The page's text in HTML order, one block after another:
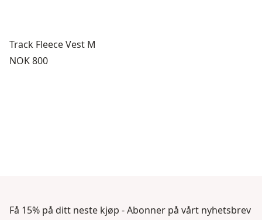
Track Fleece Vest M
Pris:
NOK 800
Få 15% på ditt neste kjøp - Abonner på vårt nyhetsbrev